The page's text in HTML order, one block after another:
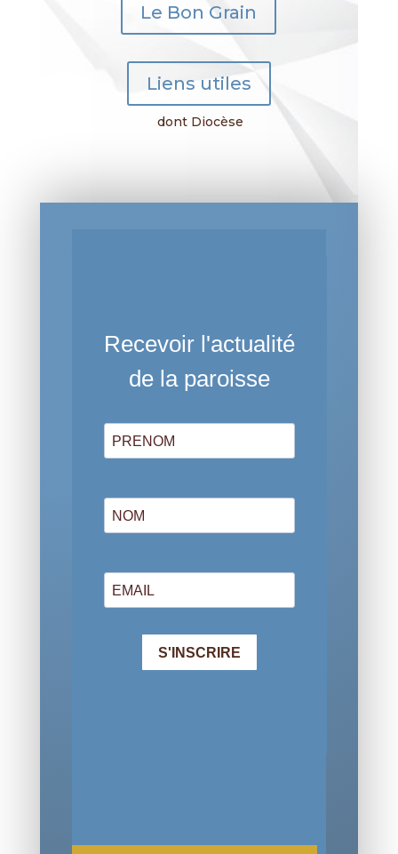
Le Bon Grain
Liens utiles
dont Diocèse